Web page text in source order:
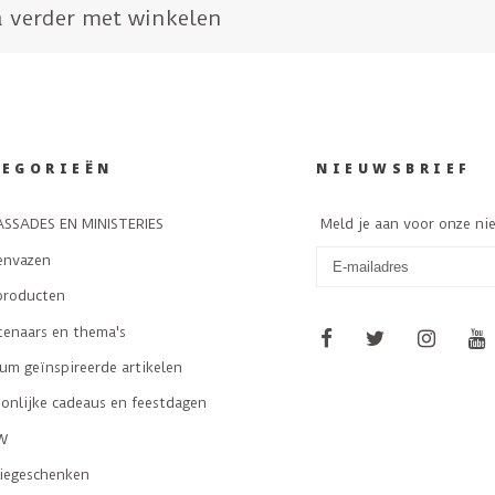
verder met winkelen
EN MINISTERIES
en thema's
geïnspireerde artikelen
cadeaus en feestdagen
NIEUWSBRIEF
Meld je aan voor onze